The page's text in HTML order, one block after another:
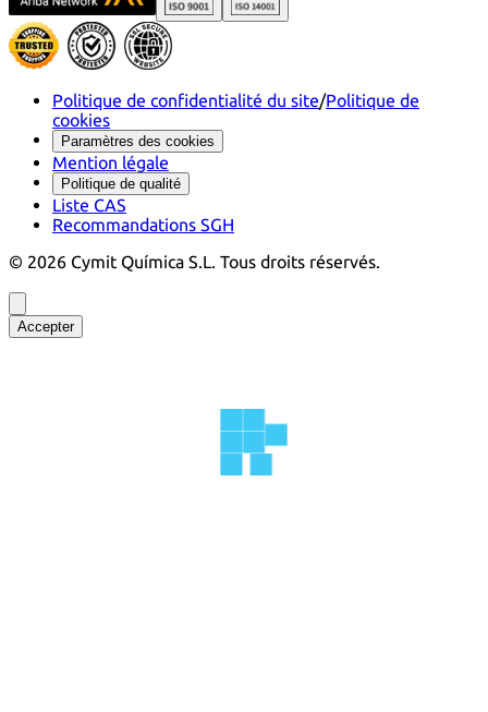
Politique de confidentialité du site/Politique de
cookies
Paramètres des cookies
Mention légale
Politique de qualité
Liste CAS
Recommandations SGH
© 2026 Cymit Química S.L. Tous droits réservés.
Accepter